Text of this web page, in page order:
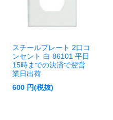
スチールプレート 2口コ
ンセント 白 86101 平日
15時までの決済で翌営
業日出荷
600 円(税抜)